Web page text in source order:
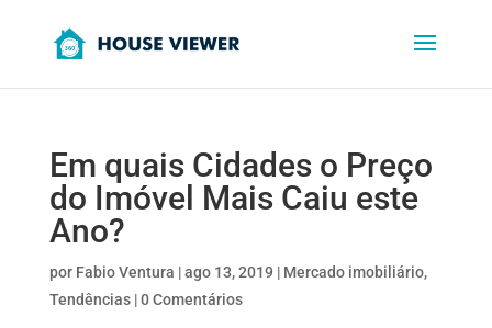
Em quais Cidades o Preço
do Imóvel Mais Caiu este
Ano?
por Fabio Ventura |ago 13, 2019 | Mercado imobiliário,
Tendências|0 Comentários